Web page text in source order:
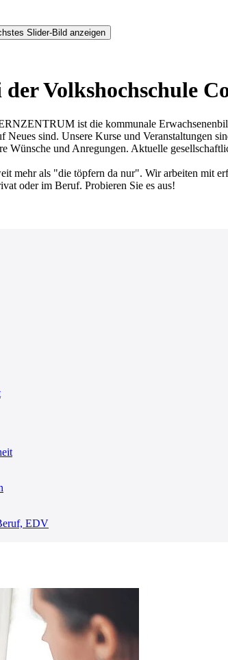
Slider-Bild anzeigen
Volkshochschule
ist die kommunale
Neues sind. Unsere Kurse und Veranstaltungen
Wünsche und Anregungen. Aktuelle
mehr als "die töpfern da nur". Wir arbeiten mit
oder im Beruf. Probieren Sie es aus!